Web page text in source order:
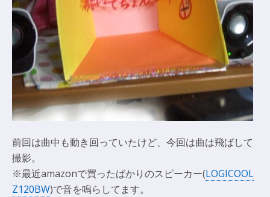
前回は曲中も動き回っていたけど、今回は曲は飛ばして
撮影。
※最近amazonで買ったばかりのスピーカー(LOGICOOL
Z120BW)で音を鳴らしてます。